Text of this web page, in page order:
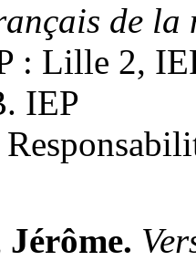
de
: Lille 2,
IEP